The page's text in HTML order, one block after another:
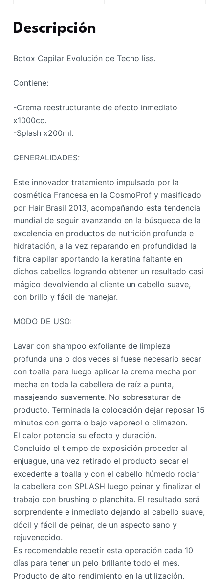
Descripción
Botox Capilar Evolución de Tecno liss.
Contiene:
-Crema reestructurante de efecto inmediato
x1000cc.
-Splash x200ml.
GENERALIDADES:
Este innovador tratamiento impulsado por la
cosmética Francesa en la CosmoProf y masificado
por Hair Brasil 2013, acompañando esta tendencia
mundial de seguir avanzando en la búsqueda de la
excelencia en productos de nutrición profunda e
hidratación, a la vez reparando en profundidad la
fibra capilar aportando la keratina faltante en
dichos cabellos logrando obtener un resultado casi
mágico devolviendo al cliente un cabello suave,
con brillo y fácil de manejar.
MODO DE USO:
Lavar con shampoo exfoliante de limpieza
profunda una o dos veces si fuese necesario secar
con toalla para luego aplicar la crema mecha por
mecha en toda la cabellera de raíz a punta,
masajeando suavemente. No sobresaturar de
producto. Terminada la colocación dejar reposar 15
minutos con gorra o bajo vaporeol o climazon.
El calor potencia su efecto y duración.
Concluido el tiempo de exposición proceder al
enjuague, una vez retirado el producto secar el
excedente a toalla y con el cabello húmedo rociar
la cabellera con SPLASH luego peinar y finalizar el
trabajo con brushing o planchita. El resultado será
sorprendente e inmediato dejando al cabello suave,
dócil y fácil de peinar, de un aspecto sano y
rejuvenecido.
Es recomendable repetir esta operación cada 10
días para tener un pelo brillante todo el mes.
Producto de alto rendimiento en la utilización.